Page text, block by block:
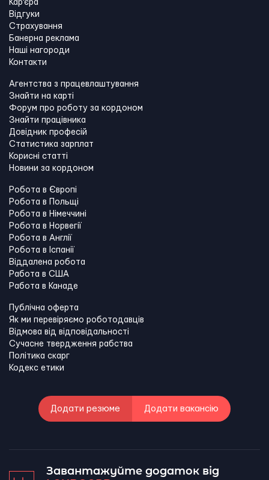
Кар'єра
Відгуки
Страхування
Банерна реклама
Наші нагороди
Контакти
Агентства з працевлаштування
Знайти на карті
Форум про роботу за кордоном
Знайти працівника
Довідник професій
Статистика зарплат
Корисні статті
Новини за кордоном
Робота в Європі
Робота в Польщі
Робота в Німеччині
Робота в Норвегії
Робота в Англії
Робота в Іспанії
Віддалена робота
Работа в США
Работа в Канадe
Публічна оферта
Як ми перевіряємо роботодавців
Відмова від відповідальності
Сучасне твердження рабства
Політика скарг
Кодекс етики
Додати резюме Додати вакансію
Завантажуйте додаток від